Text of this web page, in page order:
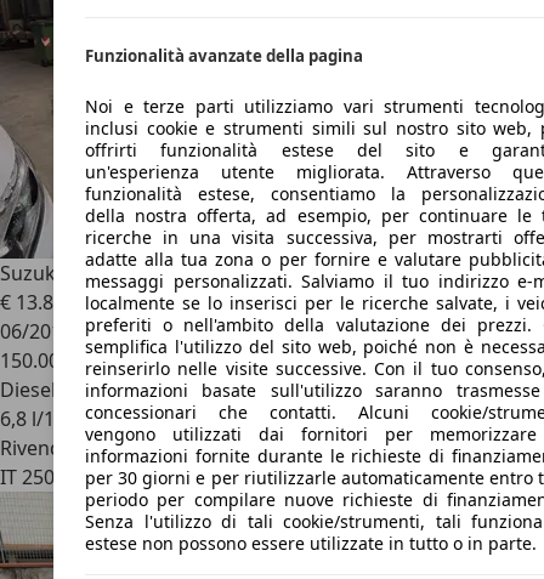
Suzuki Grand Vitara1.9 ddis offroad 5p E5
€ 13.800
06/2013
150.000 km
Diesel
6,8 l/100 km (comb.)
Rivenditore
IT 25050
Ossimo - Brescia - Bs
Funzionalità avanzate della pagina
Noi e terze parti utilizziamo vari strumenti
inclusi cookie e strumenti simili sul nostro sito web,
offrirti funzionalità estese del sito e
un'esperienza utente migliorata. Attraverso
funzionalità estese, consentiamo la
della nostra offerta, ad esempio, per continuare le
ricerche in una visita successiva, per mostrarti
adatte alla tua zona o per fornire e valutare
messaggi personalizzati. Salviamo il tuo indirizzo e-
localmente se lo inserisci per le ricerche salvate, i
preferiti o nell'ambito della valutazione dei prezzi.
semplifica l'utilizzo del sito web, poiché non è
reinserirlo nelle visite successive. Con il tuo
informazioni basate sull'utilizzo saranno
concessionari che contatti. Alcuni cookie/
vengono utilizzati dai fornitori per
informazioni fornite durante le richieste di
per 30 giorni e per riutilizzarle automaticamente entro
periodo per compilare nuove richieste di
Senza l'utilizzo di tali cookie/strumenti, tali
estese non possono essere utilizzate in tutto o in parte.